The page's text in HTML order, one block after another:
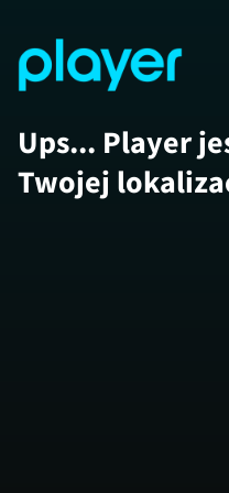
Ups... Player
Twojej